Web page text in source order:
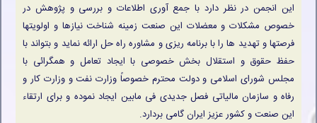
این انجمن در نظر دارد با جمع آوری اطلاعات و بررسی و پژوهش در
خصوص مشکلات و معضلات این صنعت زمینه شناخت نیازها و اولویتها
فرصتها و تهدید ها را با برنامه ریزی و مشاوره راه حل ارائه نماید و بتواند با
حفظ حقوق و استقلال بخش خصوصی با ایجاد تعامل و همگرائی با
مجلس شورای اسلامی و دولت محترم خصوصاً وزارت نفت و وزارت کار و
رفاه و سازمان مالیاتی فصل جدیدی فی مابین ایجاد نموده و برای ارتقاء
این صنعت و کشور عزیز ایران گامی بردارد.